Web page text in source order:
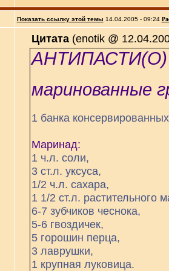
Показать ссылку этой темы 14.04.2005 - 09:24
Цитата(enotik @
АНТИПАСТИ(О)
маринованные
1 банка
Маринад:
1 ч.л. соли,
3 ст.л. уксуса,
1/2 ч.л. сахара,
1 1/2 ст.л. растительного
6-7 зубчиков чеснока,
5-6 гвоздичек,
5 горошин перца,
3 лаврушки,
1 крупная луковица.